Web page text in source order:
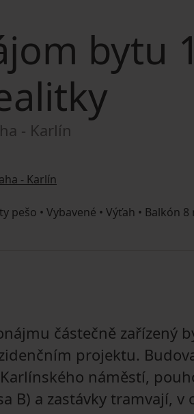
bytu
- Karlín
- Karlín
pešo • Vybavené • Výťah • Balkón 8
částečně zařízený
projektu.
náměstí,
B) a zastávky tramvají,